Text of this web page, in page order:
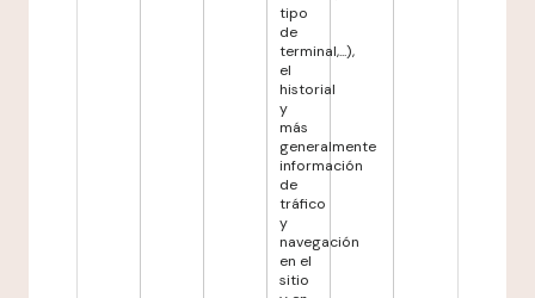
tipo
de
terminal,...),
el
historial
y
más
generalmente
información
de
tráfico
y
navegación
en el
sitio